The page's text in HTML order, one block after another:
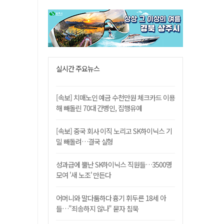
실시간 주요뉴스
[속보] 치매노인 예금 수천만원 체크카드 이용
해 빼돌린 70대 간병인, 집행유예
[속보] 중국 회사 이직 노리고 SK하이닉스 기
밀 빼돌려…결국 실형
성과급에 뿔난 SK하이닉스 직원들…3500명
모여 '새 노조' 만든다
어머니와 말다툼하다 흉기 휘두른 18세 아
들…"죄송하지 않나" 묻자 침묵